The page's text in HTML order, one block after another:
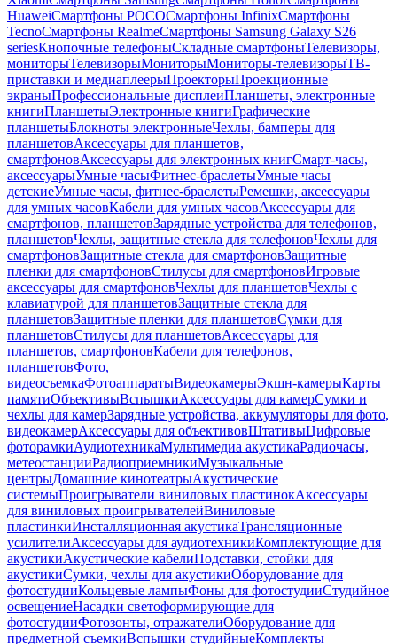
HuaweiСмартфоны POCOСмартфоны InfinixСмартфоны
TecnoСмартфоны RealmeСмартфоны Samsung Galaxy S26
seriesКнопочные телефоныСкладные смартфоныТелевизоры,
мониторыТелевизорыМониторыМониторы-телевизорыТВ-
приставки и медиаплеерыПроекторыПроекционные
экраныПрофессиональные дисплеиПланшеты, электронные
книгиПланшетыЭлектронные книгиГрафические
планшетыБлокноты электронныеЧехлы, бамперы для
планшетовАксессуары для планшетов,
смартфоновАксессуары для электронных книгСмарт-часы,
аксессуарыУмные часыФитнес-браслетыУмные часы
детскиеУмные часы, фитнес-браслетыРемешки, аксессуары
для умных часовКабели для умных часовАксессуары для
смартфонов, планшетовЗарядные устройства для телефонов,
планшетовЧехлы, защитные стекла для телефоновЧехлы для
смартфоновЗащитные стекла для смартфоновЗащитные
пленки для смартфоновСтилусы для смартфоновИгровые
аксессуары для смартфоновЧехлы для планшетовЧехлы с
клавиатурой для планшетовЗащитные стекла для
планшетовЗащитные пленки для планшетовСумки для
планшетовСтилусы для планшетовАксессуары для
планшетов, смартфоновКабели для телефонов,
планшетовФото,
видеосъемкаФотоаппаратыВидеокамерыЭкшн-камерыКарты
памятиОбъективыВспышкиАксессуары для камерСумки и
чехлы для камерЗарядные устройства, аккумуляторы для фото,
видеокамерАксессуары для объективовШтативыЦифровые
фоторамкиАудиотехникаМультимедиа акустикаРадиочасы,
метеостанцииРадиоприемникиМузыкальные
центрыДомашние кинотеатрыАкустические
системыПроигрыватели виниловых пластинокАксессуары
для виниловых проигрывателейВиниловые
пластинкиИнсталляционная акустикаТрансляционные
усилителиАксессуары для аудиотехникиКомплектующие для
акустикиАкустические кабелиПодставки, стойки для
акустикиСумки, чехлы для акустикиОборудование для
фотостудииКольцевые лампыФоны для фотостудииСтудийное
освещениеНасадки светоформирующие для
фотостудииФотозонты, отражателиОборудование для
предметной съемкиВспышки студийныеКомплекты